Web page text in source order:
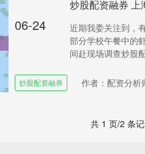
06-24
炒股配资融券 上
近期我委关注到，
部分学校午餐中的
间赴现场调查炒股
炒股配资融券 作者：配资分析
共 1 页/2 条